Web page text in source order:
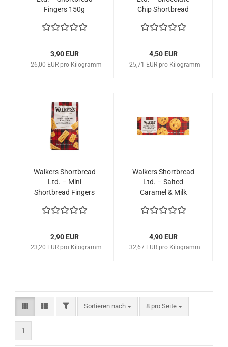
Fingers 150g
3,90 EUR
26,00 EUR pro Kilogramm
Chip Shortbread
4,50 EUR
25,71 EUR pro Kilogramm
Walkers Shortbread
Ltd. – Mini
Shortbread Fingers
2,90 EUR
23,20 EUR pro Kilogramm
Walkers Shortbread
Ltd. – Salted
Caramel & Milk
Shortbread 150g
4,90 EUR
32,67 EUR pro Kilogramm
FILTERSortieren nach
Sortieren nach 8 pro Seite
pro Seite
1